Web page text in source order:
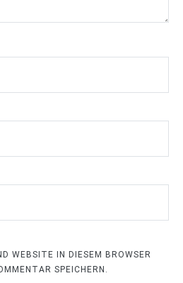
WEBSITE IN DIESEM BROWSER
SPEICHERN.